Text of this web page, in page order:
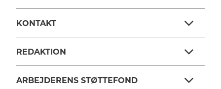
KONTAKT
REDAKTION
ARBEJDERENS STØTTEFOND